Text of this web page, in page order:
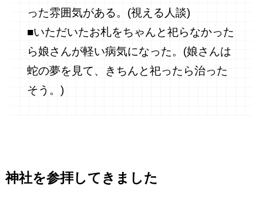
った雰囲気がある。(視える人談)
■いただいたお札をちゃんと祀らなかった
ら娘さんが軽い病気になった。(娘さんは
蛇の夢を見て、きちんと祀ったら治った
そう。)
神社を参拝してきました